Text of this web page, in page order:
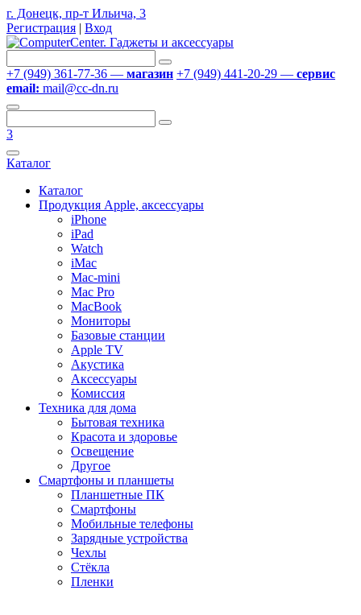
г. Донецк, пр-т Ильича, 3
Регистрация | Вход
+7 (949) 361-77-36 — магазин +7 (949) 441-20-29 — сервис
email: mail@cc-dn.ru
3
Каталог
Каталог
Продукция Apple, аксессуары
iPhone
iPad
Watch
iMac
Mac-mini
Mac Pro
MacBook
Мониторы
Базовые станции
Apple TV
Акустика
Аксессуары
Комиссия
Техника для дома
Бытовая техника
Красота и здоровье
Освещение
Другое
Смартфоны и планшеты
Планшетные ПК
Смартфоны
Мобильные телефоны
Зарядные устройства
Чехлы
Стёкла
Пленки